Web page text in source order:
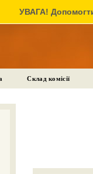
УВАГА!
Склад комісії